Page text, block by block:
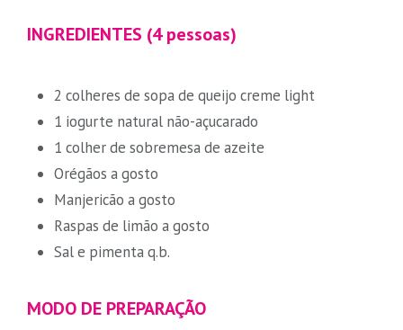
INGREDIENTES (4 pessoas)
2 colheres de sopa de queijo creme light
1 iogurte natural não-açucarado
1 colher de sobremesa de azeite
Orégãos a gosto
Manjericão a gosto
Raspas de limão a gosto
Sal e pimenta q.b.
MODO DE PREPARAÇÃO